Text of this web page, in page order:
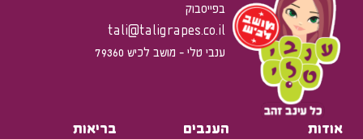
בפייסבוק
tali@taligrapes.co.il
ענבי טלי - מושב לכיש 79360
אודות הענבים בריאות